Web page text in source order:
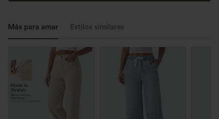
Más para amar Estilos similares